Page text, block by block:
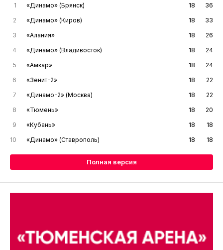
1 «Динамо» (Брянск) 18
36
2
«Динамо» (Киров) 18
33
3
«Алания» 18
26
4
«Динамо» (Владивосток) 18
24
5
«Амкар» 18
24
6
«Зенит-2» 18
22
7
«Динамо-2» (Москва) 18
22
8
«Тюмень» 18
20
9
«Кубань» 18
18
10
«Динамо» (Ставрополь) 18 18
Полная версия